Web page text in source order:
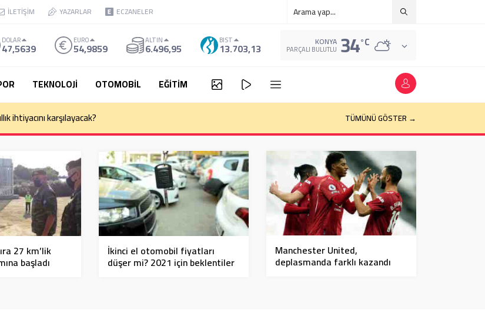
İLETİŞİM YAZARLAR ECZANELER
DOLAR
47,5639 EURO
54,9859 ALTIN
6.496,95 BIST
13.703,13 KONYA
PARÇALI BULUTLU 34°C
TEKNOLOJİ OTOMOBİL
EĞİTİM
ihtiyacını karşılayacak? TÜMÜNÜ GÖSTER →
27 km’lik
başladı
İkinci el otomobil fiyatları
düşer mi? 2021 için beklentiler
neler?
Manchester United,
deplasmanda farklı kazandı